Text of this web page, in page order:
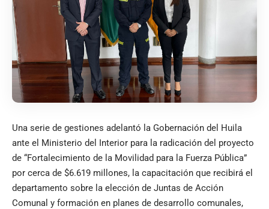
Una serie de gestiones adelantó la Gobernación del Huila
ante el Ministerio del Interior para la radicación del proyecto
de “Fortalecimiento de la Movilidad para la Fuerza Pública”
por cerca de $6.619 millones, la capacitación que recibirá el
departamento sobre la elección de Juntas de Acción
Comunal y formación en planes de desarrollo comunales,